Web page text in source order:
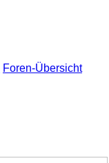
Foren-Übersicht